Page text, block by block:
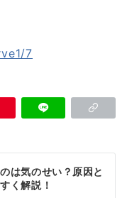
7
は気のせい？原因と
く解説！